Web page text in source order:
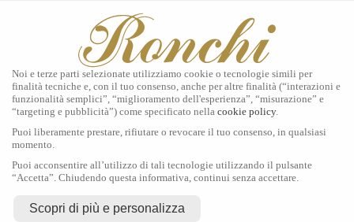
Tudor
Orologi
Secondo Polso
Contatti
Noi e terze parti selezionate utilizziamo cookie o tecnologie simili per
finalità tecniche e, con il tuo consenso, anche per altre finalità (“interazioni e
funzionalità semplici”, “miglioramento dell'esperienza”, “misurazione” e
“targeting e pubblicità”) come specificato nella cookie policy.
Puoi liberamente prestare, rifiutare o revocare il tuo consenso, in qualsiasi
momento.
Puoi acconsentire all’utilizzo di tali tecnologie utilizzando il pulsante
“Accetta”. Chiudendo questa informativa, continui senza accettare.
Scopri di più e personalizza